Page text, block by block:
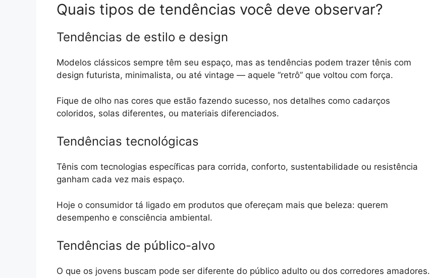
Quais tipos de tendências você deve observar?
Tendências de estilo e design
Modelos clássicos sempre têm seu espaço, mas as tendências podem trazer tênis com
design futurista, minimalista, ou até vintage — aquele “retrô” que voltou com força.
Fique de olho nas cores que estão fazendo sucesso, nos detalhes como cadarços
coloridos, solas diferentes, ou materiais diferenciados.
Tendências tecnológicas
Tênis com tecnologias específicas para corrida, conforto, sustentabilidade ou resistência
ganham cada vez mais espaço.
Hoje o consumidor tá ligado em produtos que ofereçam mais que beleza: querem
desempenho e consciência ambiental.
Tendências de público-alvo
O que os jovens buscam pode ser diferente do público adulto ou dos corredores amadores.